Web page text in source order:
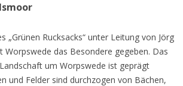
Rucksacks“ unter Leitung von Jörg
das Besondere gegeben. Das
um Worpswede ist geprägt
und Felder sind durchzogen von Bächen,